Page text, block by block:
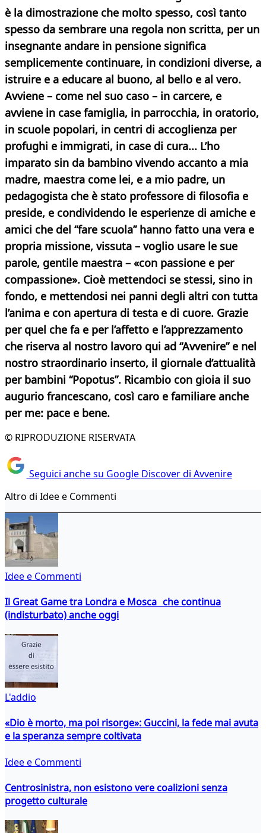
è la dimostrazione che molto spesso, così tanto
spesso da sembrare una regola non scritta, per un
insegnante andare in pensione significa
semplicemente continuare, in condizioni diverse, a
istruire e a educare al buono, al bello e al vero.
Avviene – come nel suo caso – in carcere, e
avviene in case famiglia, in parrocchia, in oratorio,
in scuole popolari, in centri di accoglienza per
profughi e immigrati, in case di cura... L’ho
imparato sin da bambino vivendo accanto a mia
madre, maestra come lei, e a mio padre, un
pedagogista che è stato professore di filosofia e
preside, e condividendo le esperienze di amiche e
amici che del “fare scuola” hanno fatto una vera e
propria missione, vissuta – voglio usare le sue
parole, gentile maestra – «con passione e per
compassione». Cioè mettendoci se stessi, sino in
fondo, e mettendosi nei panni degli altri con tutta
l’anima e con apertura di testa e di cuore. Grazie
per quel che fa e per l’affetto e l’apprezzamento
che riserva al nostro lavoro qui ad “Avvenire” e nel
nostro straordinario inserto, il giornale d’attualità
per bambini “Popotus”. Ricambio con gioia il suo
augurio francescano, così caro e familiare anche
per me: pace e bene.
© RIPRODUZIONE RISERVATA
Seguici anche su Google Discover di Avvenire
Altro di Idee e Commenti
Idee e Commenti
Il Great Game tra Londra e Mosca che continua
(indisturbato) anche oggi
L'addio
«Dio è morto, ma poi risorge»: Guccini, la fede mai avuta
e la speranza sempre coltivata
Idee e Commenti
Centrosinistra, non esistono vere coalizioni senza
progetto culturale